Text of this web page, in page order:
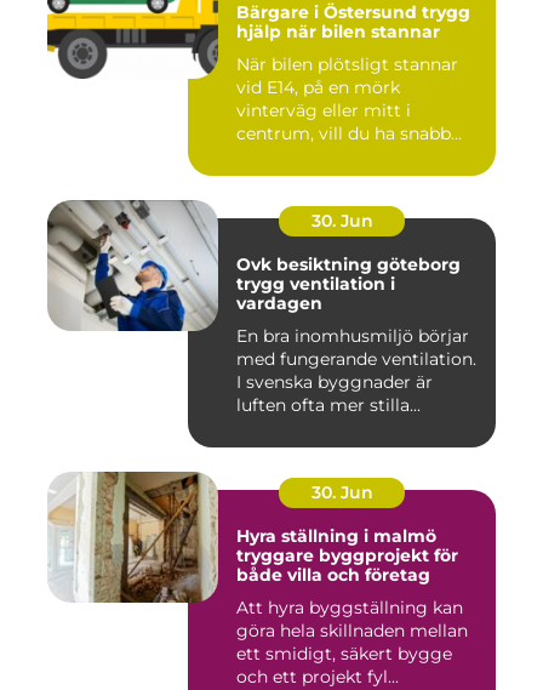
Bärgare i Östersund trygg
hjälp när bilen stannar
När bilen plötsligt stannar
vid E14, på en mörk
vinterväg eller mitt i
centrum, vill du ha snabb
30. Jun
Ovk besiktning göteborg
trygg ventilation i
vardagen
En bra inomhusmiljö börjar
med fungerande ventilation.
I svenska byggnader är
luften ofta mer stilla...
30. Jun
Hyra ställning i malmö
tryggare byggprojekt för
både villa och företag
Att hyra byggställning kan
göra hela skillnaden mellan
ett smidigt, säkert bygge
och ett projekt fyl...